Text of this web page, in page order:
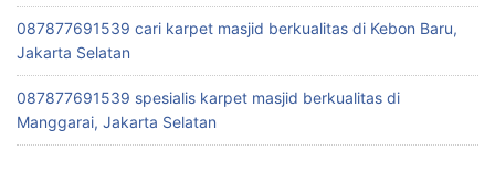
087877691539 cari karpet masjid berkualitas di Kebon Baru,
Jakarta Selatan
087877691539 spesialis karpet masjid berkualitas di
Manggarai, Jakarta Selatan